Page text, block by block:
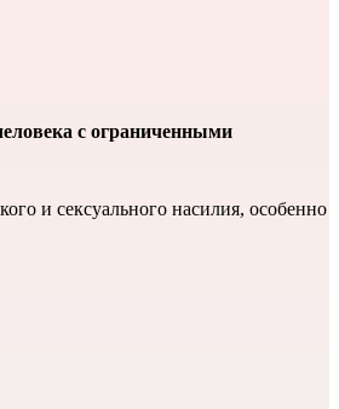
с ограниченными
и сексуального насилия, особенно